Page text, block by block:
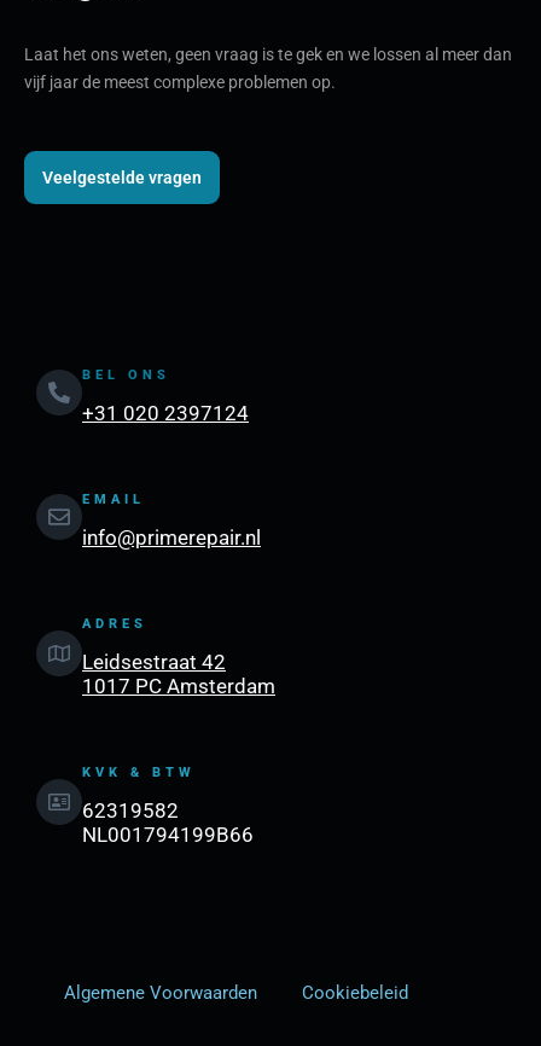
Laat het ons weten, geen vraag is te gek en we lossen al meer dan
vijf jaar de meest complexe problemen op.
Veelgestelde vragen
BEL ONS
+31 020 2397124
EMAIL
info@primerepair.nl
ADRES
Leidsestraat 42
1017 PC Amsterdam
KVK & BTW
62319582
NL001794199B66
Algemene Voorwaarden Cookiebeleid